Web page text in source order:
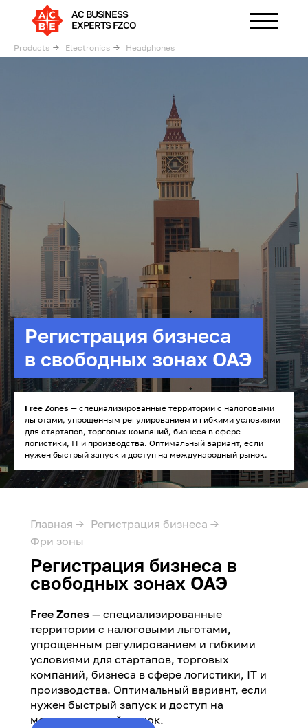
AC BUSINESS
EXPERTS FZCO
Products → Electronics → Headphones
Регистрация бизнеса
в свободных зонах ОАЭ
Free Zones — специализированные территории с налоговыми
льготами, упрощенным регулированием и гибкими условиями
для стартапов, торговых компаний, бизнеса в сфере
логистики, IT и производства. Оптимальный вариант, если
нужен быстрый запуск и доступ на международный рынок.
Регистрация бизнеса в
свободных зонах ОАЭ
Фри зоны
Главная → Регистрация бизнеса →
Free Zones — специализированные
территории с налоговыми льготами,
упрощенным регулированием и гибкими
условиями для стартапов, торговых
компаний, бизнеса в сфере логистики, IT и
производства. Оптимальный вариант, если
нужен быстрый запуск и доступ на
международный рынок.